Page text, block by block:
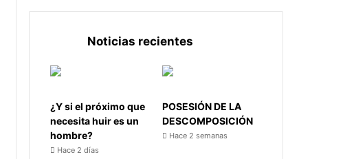
Noticias recientes
¿Y si el próximo que
necesita huir es un
hombre?
Hace 2 días
POSESIÓN DE LA
DESCOMPOSICIÓN
Hace 2 semanas